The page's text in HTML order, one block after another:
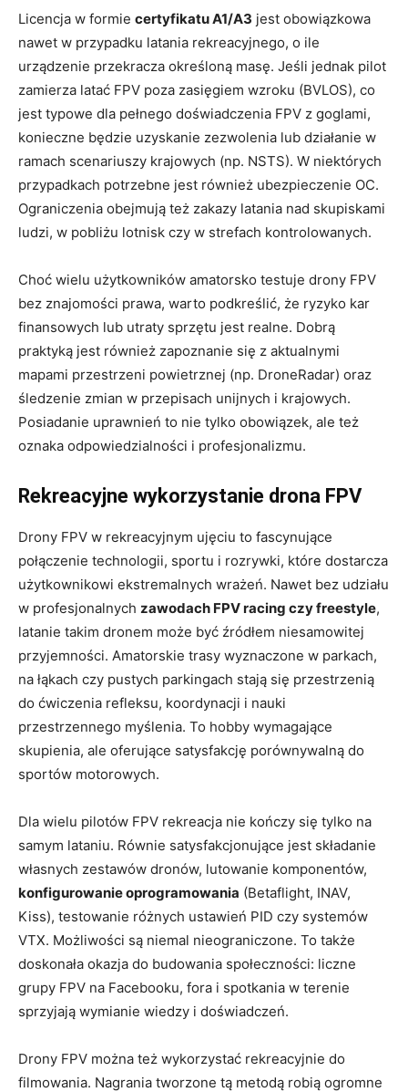
Licencja w formie certyfikatu A1/A3 jest obowiązkowa
nawet w przypadku latania rekreacyjnego, o ile
urządzenie przekracza określoną masę. Jeśli jednak pilot
zamierza latać FPV poza zasięgiem wzroku (BVLOS), co
jest typowe dla pełnego doświadczenia FPV z goglami,
konieczne będzie uzyskanie zezwolenia lub działanie w
ramach scenariuszy krajowych (np. NSTS). W niektórych
przypadkach potrzebne jest również ubezpieczenie OC.
Ograniczenia obejmują też zakazy latania nad skupiskami
ludzi, w pobliżu lotnisk czy w strefach kontrolowanych.
Choć wielu użytkowników amatorsko testuje drony FPV
bez znajomości prawa, warto podkreślić, że ryzyko kar
finansowych lub utraty sprzętu jest realne. Dobrą
praktyką jest również zapoznanie się z aktualnymi
mapami przestrzeni powietrznej (np. DroneRadar) oraz
śledzenie zmian w przepisach unijnych i krajowych.
Posiadanie uprawnień to nie tylko obowiązek, ale też
oznaka odpowiedzialności i profesjonalizmu.
Rekreacyjne wykorzystanie drona FPV
Drony FPV w rekreacyjnym ujęciu to fascynujące
połączenie technologii, sportu i rozrywki, które dostarcza
użytkownikowi ekstremalnych wrażeń. Nawet bez udziału
w profesjonalnych zawodach FPV racing czy freestyle,
latanie takim dronem może być źródłem niesamowitej
przyjemności. Amatorskie trasy wyznaczone w parkach,
na łąkach czy pustych parkingach stają się przestrzenią
do ćwiczenia refleksu, koordynacji i nauki
przestrzennego myślenia. To hobby wymagające
skupienia, ale oferujące satysfakcję porównywalną do
sportów motorowych.
Dla wielu pilotów FPV rekreacja nie kończy się tylko na
samym lataniu. Równie satysfakcjonujące jest składanie
własnych zestawów dronów, lutowanie komponentów,
konfigurowanie oprogramowania (Betaflight, INAV,
Kiss), testowanie różnych ustawień PID czy systemów
VTX. Możliwości są niemal nieograniczone. To także
doskonała okazja do budowania społeczności: liczne
grupy FPV na Facebooku, fora i spotkania w terenie
sprzyjają wymianie wiedzy i doświadczeń.
Drony FPV można też wykorzystać rekreacyjnie do
filmowania. Nagrania tworzone tą metodą robią ogromne